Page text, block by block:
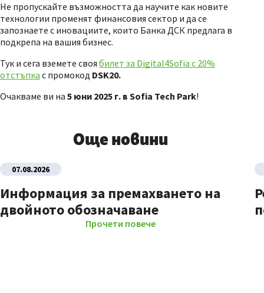
Не пропускайте възможността да научите как новите
технологии променят финансовия сектор и да се
запознаете с иновациите, които Банка ДСК предлага в
подкрепа на вашия бизнес.
Тук и сега вземете своя билет за Digital4Sofia с 20%
отстъпка с промокод DSK20.
Очакваме ви на 5 юни 2025 г. в Sofia Tech Park!
Още новини
07.08.2026
Информация за премахването на
двойното обозначаване
Прочети повече